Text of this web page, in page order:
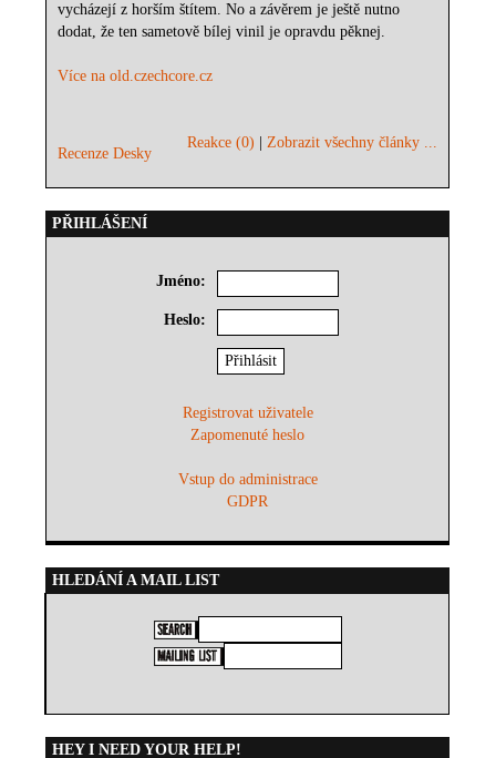
vycházejí z horším štítem. No a závěrem je ještě nutno
dodat, že ten sametově bílej vinil je opravdu pěknej.
Více na old.czechcore.cz
Recenze Desky
Reakce (0) |Zobrazit všechny články ...
PŘIHLÁŠENÍ
Jméno:
Heslo:
Registrovat uživatele
Zapomenuté heslo
Vstup do administrace
GDPR
HLEDÁNÍ A MAIL LIST
HEY I NEED YOUR HELP!